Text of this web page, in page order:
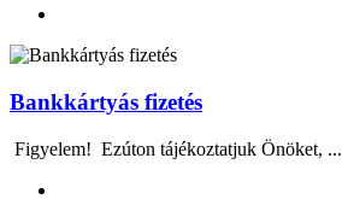
Bankkártyás fizetés
Figyelem! Ezúton tájékoztatjuk Önöket, ...